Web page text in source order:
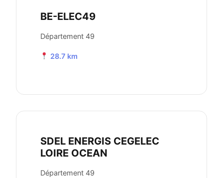
BE-ELEC49
Département 49
28.7 km
SDEL ENERGIS CEGELEC
LOIRE OCEAN
Département 49